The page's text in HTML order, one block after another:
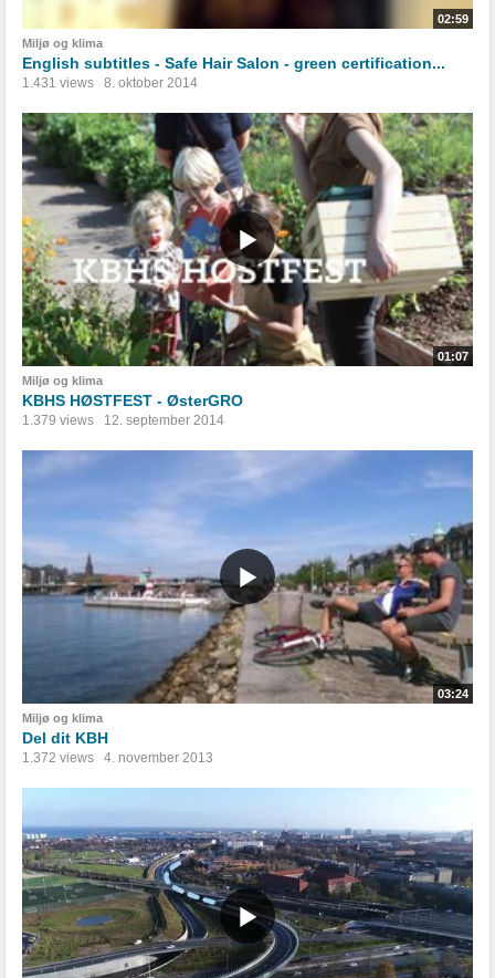
02:59
Miljø og klima
English subtitles - Safe Hair Salon - green certification...
1.431 views 8. oktober 2014
01:07
Miljø og klima
KBHS HØSTFEST - ØsterGRO
1.379 views 12. september 2014
03:24
Miljø og klima
Del dit KBH
1.372 views 4. november 2013